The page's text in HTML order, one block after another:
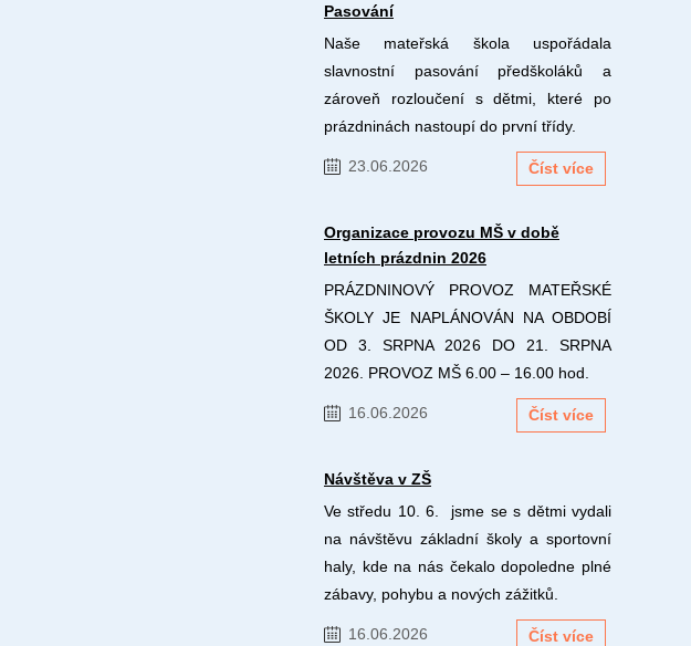
Pasování
Naše mateřská škola uspořádala
slavnostní pasování předškoláků a
zároveň rozloučení s dětmi, které po
prázdninách nastoupí do první třídy.
23.06.2026 Číst více
Organizace provozu MŠ v době
letních prázdnin 2026
PRÁZDNINOVÝ PROVOZ MATEŘSKÉ
ŠKOLY JE NAPLÁNOVÁN NA OBDOBÍ
OD 3. SRPNA 2026 DO 21. SRPNA
2026. PROVOZ MŠ 6.00 – 16.00 hod.
16.06.2026 Číst více
Návštěva v ZŠ
Ve středu 10. 6. jsme se s dětmi vydali
na návštěvu základní školy a sportovní
haly, kde na nás čekalo dopoledne plné
zábavy, pohybu a nových zážitků.
16.06.2026 Číst více